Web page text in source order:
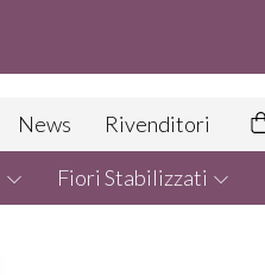
News Rivenditori
Fiori Stabilizzati